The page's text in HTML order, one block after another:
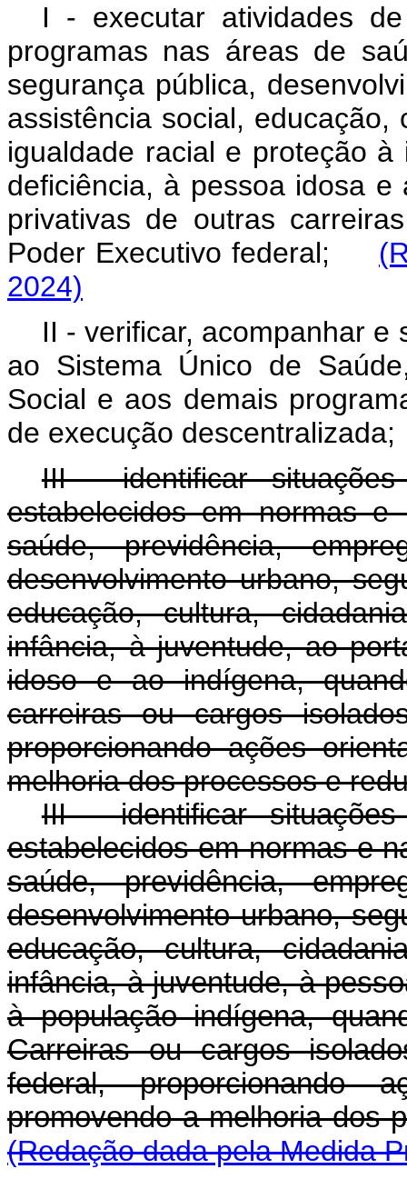
I - executar atividades
programas nas áreas de
segurança pública,
assistência social,
igualdade racial e proteção
deficiência, à pessoa idosa
privativas de outras
Poder Executivo federal;
2024)
II - verificar, acompanhar e
ao Sistema Único de
Social e aos demais
de execução descentralizada;
III - identificar
estabelecidos em normas
saúde, previdência,
desenvolvimento urbano,
educação, cultura,
infância, à juventude, ao
idoso e ao indígena,
carreiras ou cargos
proporcionando ações
melhoria dos processos e
III - identificar
estabelecidos em normas e
saúde, previdência,
desenvolvimento urbano,
educação, cultura,
infância, à juventude, à
à população indígena,
Carreiras ou cargos
federal, proporcionando
promovendo a melhoria
(Redação dada pela Medida